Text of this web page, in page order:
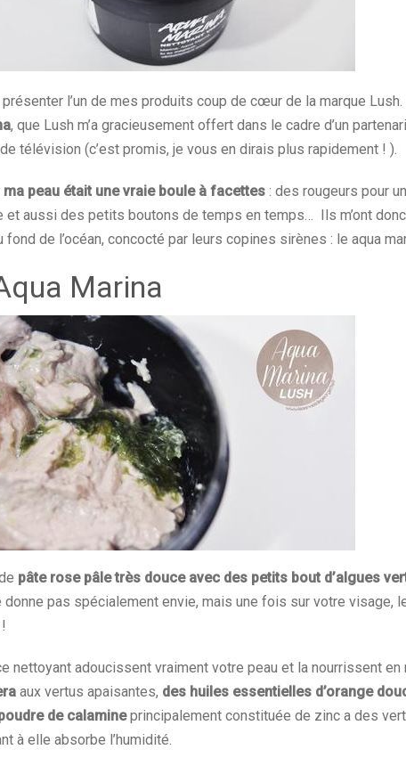
l’un de mes produits coup de cœur de la marque Lush.
, que Lush m’a gracieusement offert dans le cadre d’un
télévision (c’est promis, je vous en dirais plus rapidement ! ).
ma peau était une vraie boule à facettes : des rougeurs pour
et aussi des petits boutons de temps en temps… Ils m’ont
de l’océan, concocté par leurs copines sirènes : le aqua
Marina
pâte rose pâle très douce avec des petits bout d’algues
pas spécialement envie, mais une fois sur votre visage,
nettoyant adoucissent vraiment votre peau et la nourrissent en
aux vertus apaisantes, des huiles essentielles d’orange
de calamineprincipalement constituée de zinc a des
à elle absorbe l’humidité.